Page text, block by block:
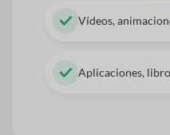
Vídeos,
Aplicaciones,